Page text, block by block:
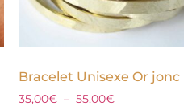
Bracelet Unisexe Or jonc
35,00€ – 55,00€